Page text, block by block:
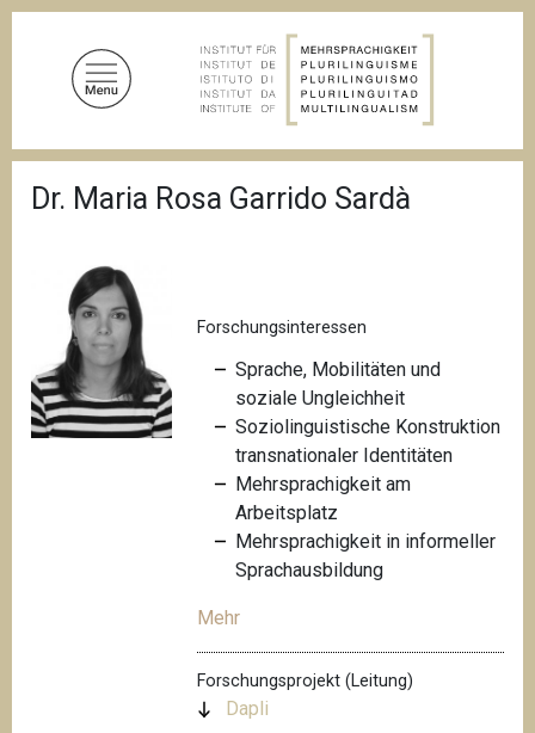
D
f
a
g
a
t
i
o
Dr. Maria Rosa Garrido Sardà
Forschungsinteressen
Sprache, Mobilitäten und
soziale Ungleichheit
Soziolinguistische Konstruktion
transnationaler Identitäten
Mehrsprachigkeit am
Arbeitsplatz
Mehrsprachigkeit in informeller
Sprachausbildung
Mehr
Forschungsprojekt (Leitung)
Dapli